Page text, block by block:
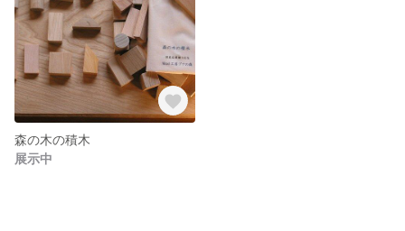
森の木の積木
展示中